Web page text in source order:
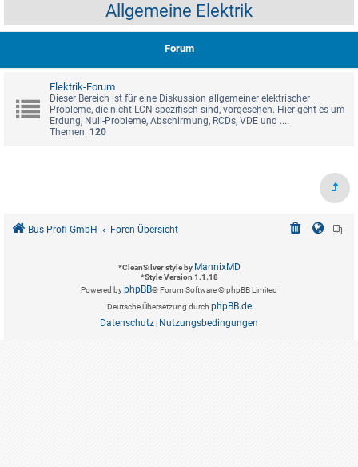
Allgemeine Elektrik
Forum
Elektrik-Forum
Dieser Bereich ist für eine Diskussion allgemeiner elektrischer
Probleme, die nicht LCN spezifisch sind, vorgesehen. Hier geht es um
Erdung, Null-Probleme, Abschirmung, RCDs, VDE und ....
Themen: 120
Bus-Profi GmbH Foren-Übersicht
*CleanSilver style by MannixMD
*Style Version 1.1.18
Powered byphpBB® Forum Software © phpBB Limited
Deutsche Übersetzung durch phpBB.de
Datenschutz Nutzungsbedingungen